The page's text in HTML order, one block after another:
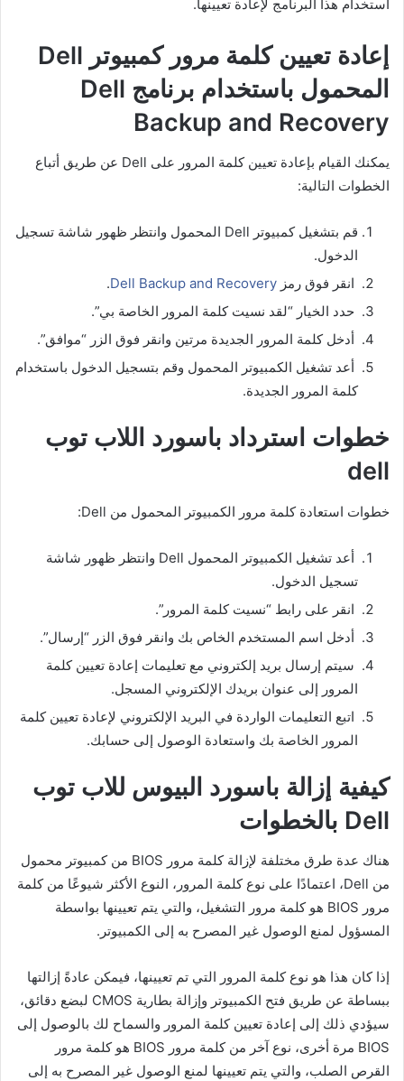
استخدام هذا البرنامج لإعادة تعيينها.
إعادة تعيين كلمة مرور كمبيوتر Dell
المحمول باستخدام برنامج Dell
Backup and Recovery
يمكنك القيام بإعادة تعيين كلمة المرور على Dell عن طريق أتباع
الخطوات التالية:
قم بتشغيل كمبيوتر Dell المحمول وانتظر ظهور شاشة تسجيل
الدخول.
انقر فوق رمز Dell Backup and Recovery
.
حدد الخيار “لقد نسيت كلمة المرور الخاصة بي”.
أدخل كلمة المرور الجديدة مرتين وانقر فوق الزر “موافق”.
أعد تشغيل الكمبيوتر المحمول وقم بتسجيل الدخول باستخدام
كلمة المرور الجديدة.
خطوات استرداد باسورد اللاب توب
dell
خطوات استعادة كلمة مرور الكمبيوتر المحمول من Dell:
أعد تشغيل الكمبيوتر المحمول Dell وانتظر ظهور شاشة
تسجيل الدخول.
انقر على رابط “نسيت كلمة المرور”.
أدخل اسم المستخدم الخاص بك وانقر فوق الزر “إرسال”.
سيتم إرسال بريد إلكتروني مع تعليمات إعادة تعيين كلمة
المرور إلى عنوان بريدك الإلكتروني المسجل.
اتبع التعليمات الواردة في البريد الإلكتروني لإعادة تعيين كلمة
المرور الخاصة بك واستعادة الوصول إلى حسابك.
كيفية إزالة باسورد البيوس للاب توب
Dell بالخطوات
هناك عدة طرق مختلفة لإزالة كلمة مرور BIOS من كمبيوتر محمول
من Dell، اعتمادًا على نوع كلمة المرور، النوع الأكثر شيوعًا من كلمة
مرور BIOS هو كلمة مرور التشغيل، والتي يتم تعيينها بواسطة
المسؤول لمنع الوصول غير المصرح به إلى الكمبيوتر.
إذا كان هذا هو نوع كلمة المرور التي تم تعيينها، فيمكن عادةً إزالتها
ببساطة عن طريق فتح الكمبيوتر وإزالة بطارية CMOS لبضع دقائق،
سيؤدي ذلك إلى إعادة تعيين كلمة المرور والسماح لك بالوصول إلى
BIOS مرة أخرى، نوع آخر من كلمة مرور BIOS هو كلمة مرور
القرص الصلب، والتي يتم تعيينها لمنع الوصول غير المصرح به إلى